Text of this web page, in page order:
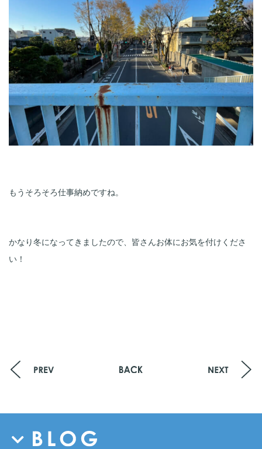
もうそろそろ仕事納めですね。
かなり冬になってきましたので、皆さんお体にお気を付けくださ
い！